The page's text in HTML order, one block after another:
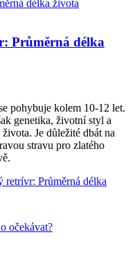
Průměrná délka
pohybuje kolem 10-12 let.
genetika, životní styl a
Je důležité dbát na
stravu pro zlatého
retrívr: Průměrná délka